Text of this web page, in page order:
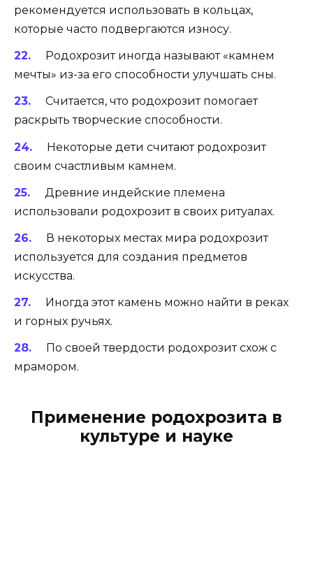
рекомендуется использовать в кольцах,
которые часто подвергаются износу.
Родохрозит иногда называют «камнем
мечты» из-за его способности улучшать сны.
Считается, что родохрозит помогает
раскрыть творческие способности.
Некоторые дети считают родохрозит
своим счастливым камнем.
Древние индейские племена
использовали родохрозит в своих ритуалах.
В некоторых местах мира родохрозит
используется для создания предметов
искусства.
Иногда этот камень можно найти в реках
и горных ручьях.
По своей твердости родохрозит схож с
мрамором.
Применение родохрозита в
культуре и науке